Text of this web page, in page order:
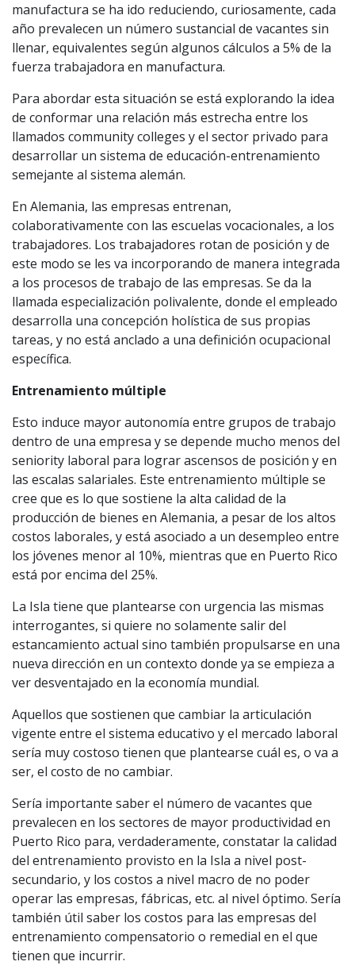
manufactura se ha ido reduciendo, curiosamente, cada
año prevalecen un número sustancial de vacantes sin
llenar, equivalentes según algunos cálculos a 5% de la
fuerza trabajadora en manufactura.
Para abordar esta situación se está explorando la idea
de conformar una relación más estrecha entre los
llamados community colleges y el sector privado para
desarrollar un sistema de educación-entrenamiento
semejante al sistema alemán.
En Alemania, las empresas entrenan,
colaborativamente con las escuelas vocacionales, a los
trabajadores. Los trabajadores rotan de posición y de
este modo se les va incorporando de manera integrada
a los procesos de trabajo de las empresas. Se da la
llamada especialización polivalente, donde el empleado
desarrolla una concepción holística de sus propias
tareas, y no está anclado a una definición ocupacional
específica.
Entrenamiento múltiple
Esto induce mayor autonomía entre grupos de trabajo
dentro de una empresa y se depende mucho menos del
seniority laboral para lograr ascensos de posición y en
las escalas salariales. Este entrenamiento múltiple se
cree que es lo que sostiene la alta calidad de la
producción de bienes en Alemania, a pesar de los altos
costos laborales, y está asociado a un desempleo entre
los jóvenes menor al 10%, mientras que en Puerto Rico
está por encima del 25%.
La Isla tiene que plantearse con urgencia las mismas
interrogantes, si quiere no solamente salir del
estancamiento actual sino también propulsarse en una
nueva dirección en un contexto donde ya se empieza a
ver desventajado en la economía mundial.
Aquellos que sostienen que cambiar la articulación
vigente entre el sistema educativo y el mercado laboral
sería muy costoso tienen que plantearse cuál es, o va a
ser, el costo de no cambiar.
Sería importante saber el número de vacantes que
prevalecen en los sectores de mayor productividad en
Puerto Rico para, verdaderamente, constatar la calidad
del entrenamiento provisto en la Isla a nivel post-
secundario, y los costos a nivel macro de no poder
operar las empresas, fábricas, etc. al nivel óptimo. Sería
también útil saber los costos para las empresas del
entrenamiento compensatorio o remedial en el que
tienen que incurrir.